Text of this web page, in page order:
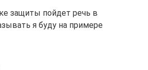
защиты пойдет речь в
я буду на примере